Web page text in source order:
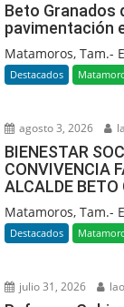
Beto Granados
pavimentación
Matamoros, Tam.-
Destacados
agosto 3, 2026
BIENESTAR
CONVIVENCIA
ALCALDE BETO
Matamoros, Tam.-
Destacados
julio 31, 2026